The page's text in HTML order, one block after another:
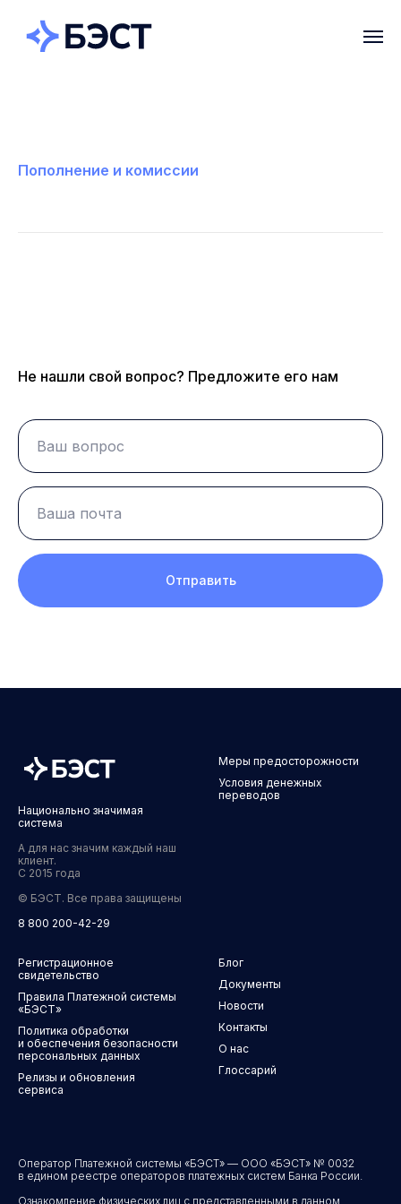
Пополнение и комиссии
Не нашли свой вопрос? Предложите его нам
Отправить
Национально значимая
система
А для нас значим каждый наш
клиент.
С 2015 года
© БЭСТ. Все права защищены
8 800 200-42-29
Меры предосторожности
Условия денежных
переводов
Регистрационное
свидетельство
Правила Платежной системы
«БЭСТ»
Политика обработки
и обеспечения безопасности
персональных данных
Релизы и обновления
сервиса
Блог
Документы
Новости
Контакты
О нас
Глоссарий
Оператор Платежной системы «БЭСТ» — ООО «БЭСТ» № 0032
в едином реестре операторов платежных систем Банка России.
Ознакомление физических лиц с представленными в данном